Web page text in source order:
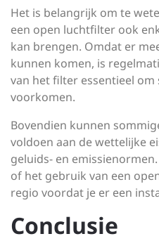
Het is belangrijk om te
een open luchtfilter ook
kan brengen. Omdat er
kunnen komen, is
van het filter essentieel
voorkomen.
Bovendien kunnen
voldoen aan de wettelijke
geluids- en
of het gebruik van een
regio voordat je er een
Conclusie